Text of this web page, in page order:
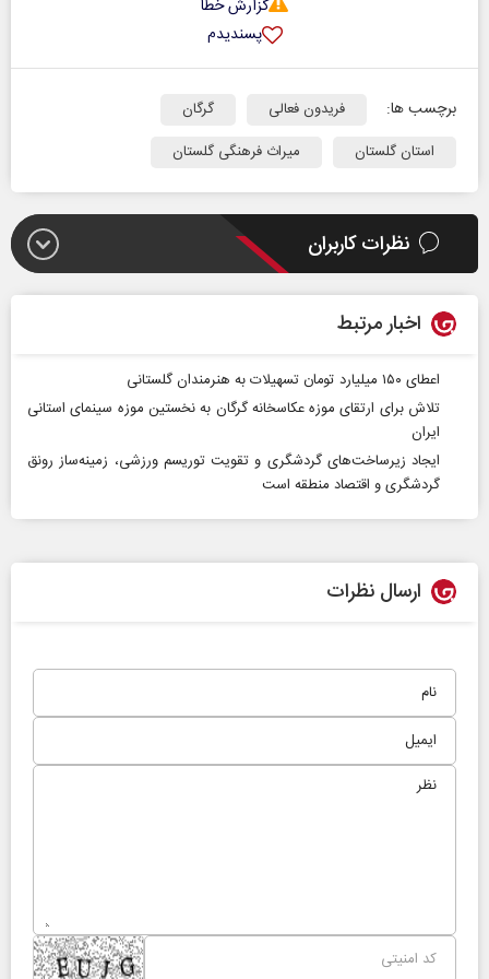
گزارش خطا
پسندیدم
برچسب ها: فریدون فعالی
گرگان
استان گلستان
میراث فرهنگی گلستان
نظرات کاربران
اخبار مرتبط
اعطای ۱۵۰ میلیارد تومان تسهیلات به هنرمندان گلستانی
تلاش برای ارتقای موزه عکاسخانه گرگان به نخستین موزه سینمای استانی
ایران
ایجاد زیرساخت‌های گردشگری و تقویت توریسم ورزشی، زمینه‌ساز رونق
گردشگری و اقتصاد منطقه است
ارسال نظرات